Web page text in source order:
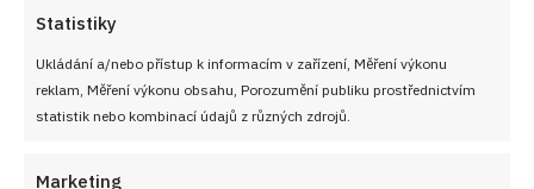
Statistiky
Ukládání a/nebo přístup k informacím v zařízení, Měření výkonu
reklam, Měření výkonu obsahu, Porozumění publiku prostřednictvím
statistik nebo kombinací údajů z různých zdrojů.
Marketing